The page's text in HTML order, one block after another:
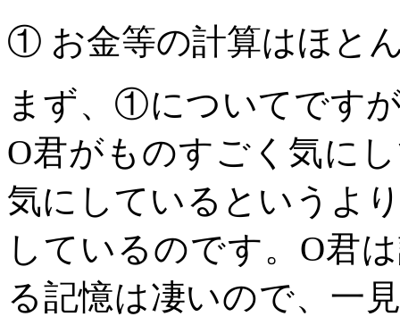
① お金等の計算はほと
まず、①についてです
O君がものすごく気に
気にしているというよ
しているのです。 O君
る記憶は凄いので、一